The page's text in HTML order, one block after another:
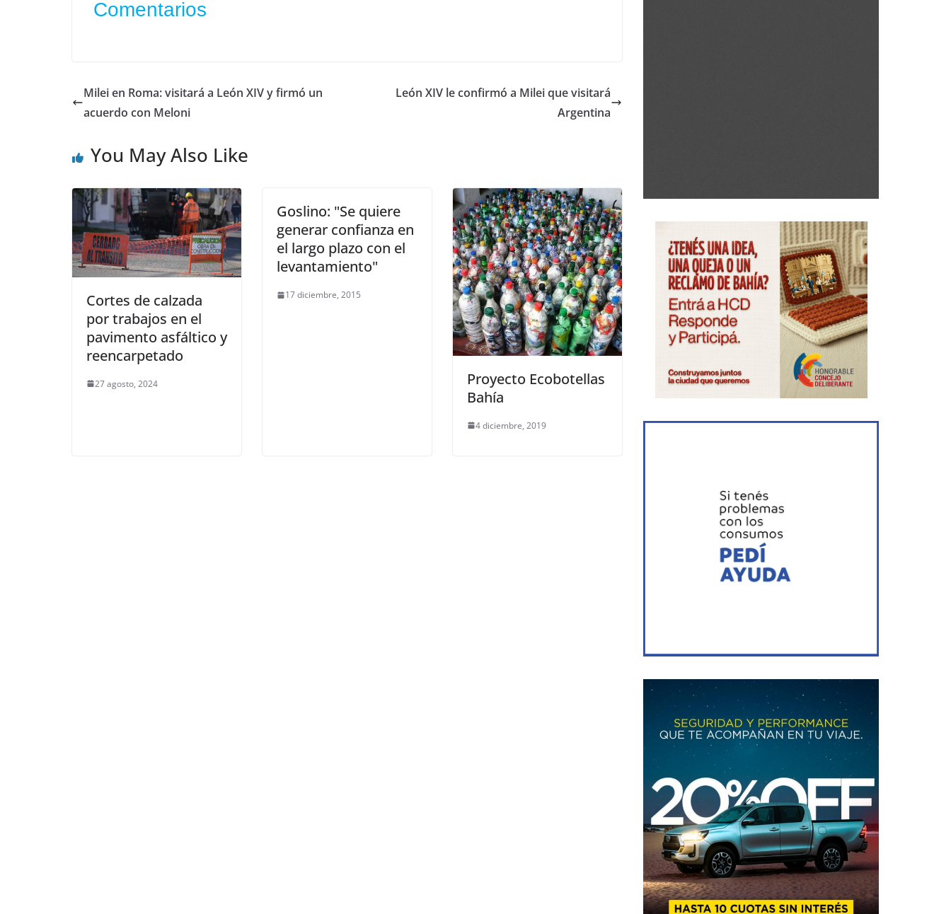
Comentarios
Milei en Roma: visitará a León XIV y firmó un
acuerdo con Meloni
León XIV le confirmó a Milei que visitará
Argentina
You May Also Like
Cortes de calzada
por trabajos en el
pavimento asfáltico y
reencarpetado
27 agosto, 2024
Goslino: "Se quiere
generar confianza en
el largo plazo con el
levantamiento"
17 diciembre, 2015
Proyecto Ecobotellas
Bahía
4 diciembre, 2019